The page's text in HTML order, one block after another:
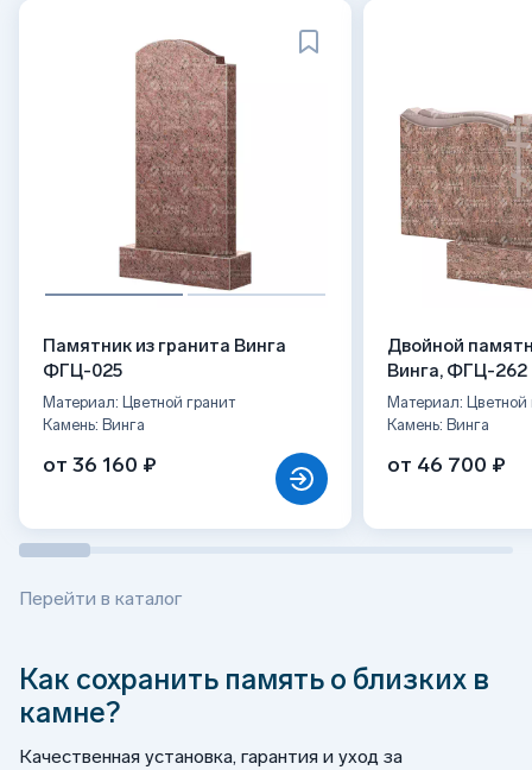
Памятник из гранита Винга
ФГЦ-025
Материал: Цветной гранит
Камень: Винга
от 36 160 ₽
Двойной
Винга, ФГЦ-262
Материал: Цветной
Камень: Винга
от 46 700 ₽
Перейти в каталог
Как сохранить память о близких в
камне?
Качественная установка, гарантия и уход за